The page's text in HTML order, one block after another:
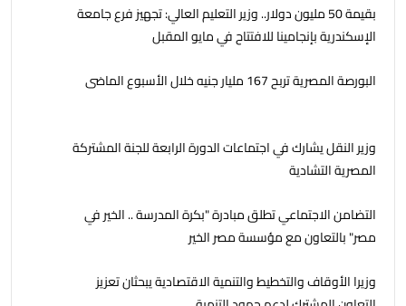
بقيمة 50 مليون دولار.. وزير التعليم العالي: تجهيز فرع جامعة
الإسكندرية بإنجامينا للافتتاح في مايو المقبل
البورصة المصرية تربح 167 مليار جنيه خلال الأسبوع الماضى
وزير النقل يشارك في اجتماعات الدورة الرابعة للجنة المشتركة
المصرية التشادية
التضامن الاجتماعي تطلق مبادرة "بكرة المدرسة .. الخير في
مصر" بالتعاون مع مؤسسة مصر الخير
وزيرا الأوقاف والتخطيط والتنمية الاقتصادية يبحثان تعزيز